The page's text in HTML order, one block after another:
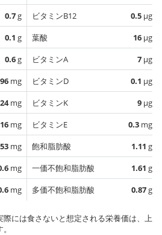
0.7g
0.1 g
0.6g
mg
24mg
16 mg
53 mg
mg
mg
ビタミンB12
0.5 µg
葉酸
16 µg
ビタミンA
7 µg
ビタミンD
0.1 µg
ビタミンK
9 µg
ビタミンE
0.3 mg
飽和脂肪酸
1.11 g
一価不飽和脂肪酸
1.61 g
多価不飽和脂肪酸
0.87g
には食さないと想定される栄養価は、上